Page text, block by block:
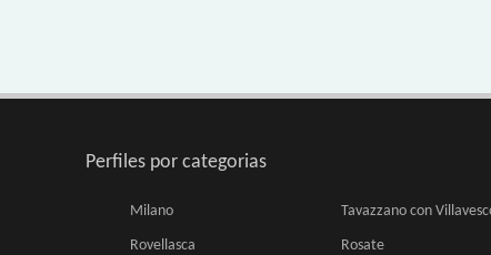
Perfiles por categorias
Milano Tavazzano con
Rovellasca Rosate